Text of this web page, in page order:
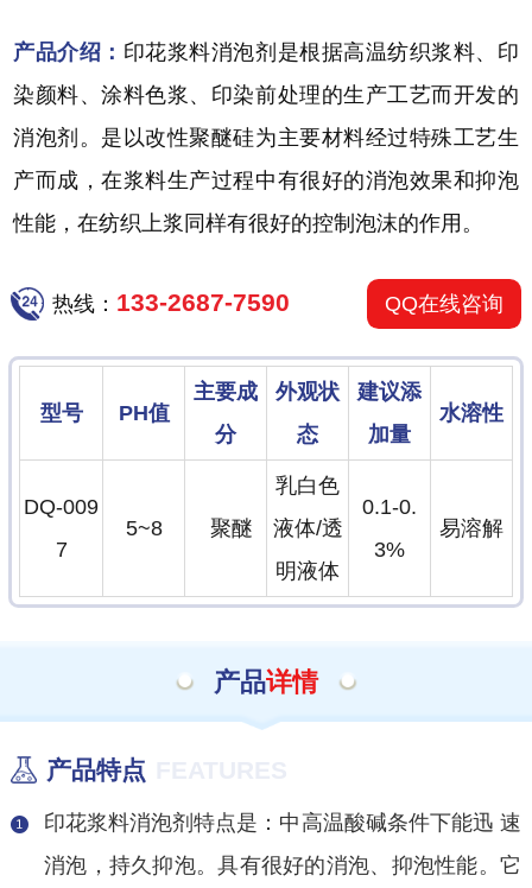
产品介绍： 印花浆料消泡剂是根据高温纺织浆料、印
染颜料、涂料色浆、印染前处理的生产工艺而开发的
消泡剂。是以改性聚醚硅为主要材料经过特殊工艺生
产而成，在浆料生产过程中有很好的消泡效果和抑泡
性能，在纺织上浆同样有很好的控制泡沫的作用。
热线： 133-2687-7590 QQ在线咨询
型号 PH值
主要成
分
外观状
态
建议添
加量
水溶性
DQ-009
7
5~8 聚醚
乳白色
液体/透
明液体
0.1-0.
3%
易溶解
产品详情
产品特点
印花浆料消泡剂特点是：中高温酸碱条件下能迅 速
消泡，持久抑泡。具有很好的消泡、抑泡性能。它